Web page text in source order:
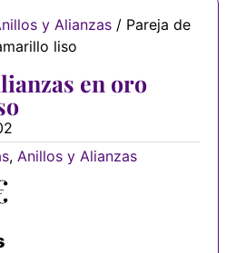
y Alianzas / Pareja de
liso
en oro
, Anillos y Alianzas